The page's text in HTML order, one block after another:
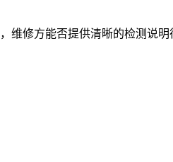
修方能否提供清晰的检测说